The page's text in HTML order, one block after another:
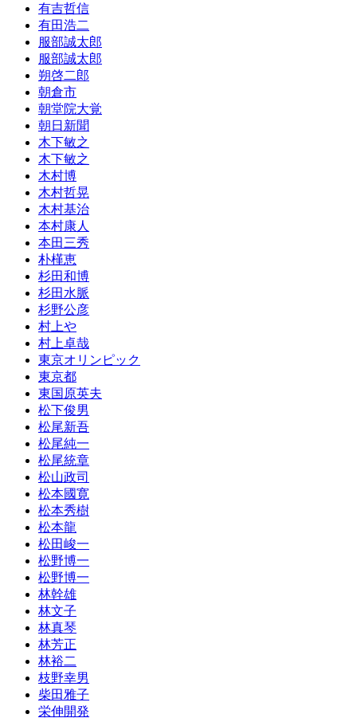
有吉哲信
有田浩二
服部誠太郎
服部誠太郎
朔啓二郎
朝倉市
朝堂院大覚
朝日新聞
木下敏之
木下敏之
木村博
木村哲晃
木村基治
本村康人
本田三秀
朴槿恵
杉田和博
杉田水脈
杉野公彦
村上や
村上卓哉
東京オリンピック
東京都
東国原英夫
松下俊男
松尾新吾
松尾純一
松尾統章
松山政司
松本國寛
松本秀樹
松本龍
松田峻一
松野博一
松野博一
林幹雄
林文子
林真琴
林芳正
林裕二
枝野幸男
柴田雅子
栄伸開発